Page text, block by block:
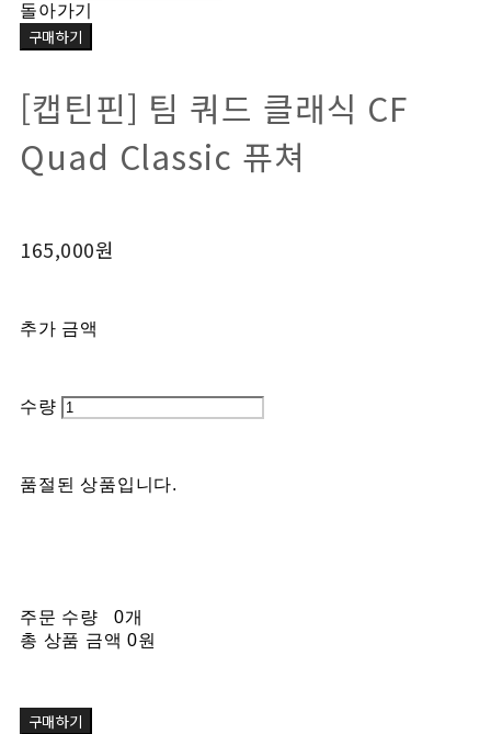
돌아가기
구매하기
[캡틴핀] 팀 쿼드 클래식 CF
Quad Classic 퓨쳐
165,000원
추가 금액
수량
품절된 상품입니다.
주문 수량
0개
총 상품 금액 0원
구매하기